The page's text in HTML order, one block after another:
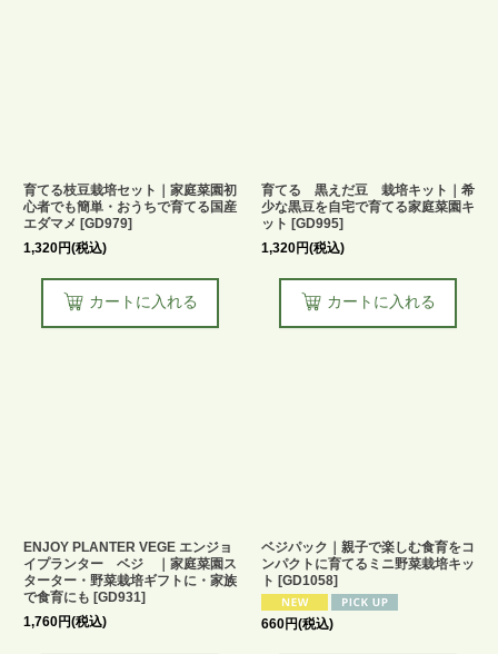
育てる枝豆栽培セット｜家庭菜園初
心者でも簡単・おうちで育てる国産
エダマメ [GD979]
1,320円(税込)
カートに入れる
育てる 黒えだ豆 栽培キット｜希
少な黒豆を自宅で育てる家庭菜園キ
ット [GD995]
1,320円(税込)
カートに入れる
ENJOY PLANTER VEGE エンジョ
イプランター ベジ ｜家庭菜園ス
ターター・野菜栽培ギフトに・家族
で食育にも [GD931]
1,760円(税込)
ベジパック｜親子で楽しむ食育をコ
ンパクトに育てるミニ野菜栽培キッ
ト [GD1058]
660円(税込)